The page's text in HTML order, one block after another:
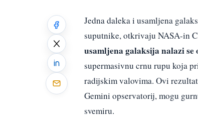
Jedna daleka i usamljena
suputnike, otkrivaju NASA-in
usamljena galaksija nalazi
supermasivnu crnu rupu koja
radijskim valovima. Ovi
Gemini opservatorij, mogu
svemiru.